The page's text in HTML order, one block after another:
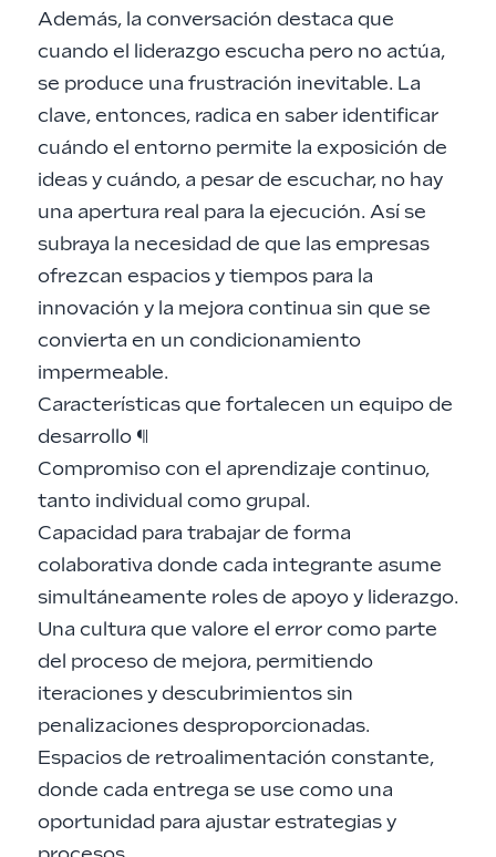
Además, la conversación destaca que
cuando el liderazgo escucha pero no actúa,
se produce una frustración inevitable. La
clave, entonces, radica en saber identificar
cuándo el entorno permite la exposición de
ideas y cuándo, a pesar de escuchar, no hay
una apertura real para la ejecución. Así se
subraya la necesidad de que las empresas
ofrezcan espacios y tiempos para la
innovación y la mejora continua sin que se
convierta en un condicionamiento
impermeable.
Características que fortalecen un equipo de
desarrollo ¶
Compromiso con el aprendizaje continuo,
tanto individual como grupal.
Capacidad para trabajar de forma
colaborativa donde cada integrante asume
simultáneamente roles de apoyo y liderazgo.
Una cultura que valore el error como parte
del proceso de mejora, permitiendo
iteraciones y descubrimientos sin
penalizaciones desproporcionadas.
Espacios de retroalimentación constante,
donde cada entrega se use como una
oportunidad para ajustar estrategias y